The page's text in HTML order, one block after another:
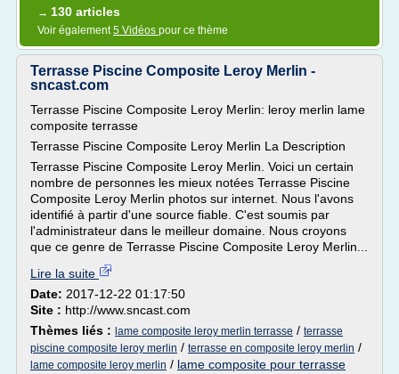
→ 130 articles
Voir également5 Vidéos pour ce thème
Terrasse Piscine Composite Leroy Merlin -
sncast.com
Terrasse Piscine Composite Leroy Merlin: leroy merlin lame
composite terrasse
Terrasse Piscine Composite Leroy Merlin La Description
Terrasse Piscine Composite Leroy Merlin. Voici un certain
nombre de personnes les mieux notées Terrasse Piscine
Composite Leroy Merlin photos sur internet. Nous l'avons
identifié à partir d'une source fiable. C'est soumis par
l'administrateur dans le meilleur domaine. Nous croyons
que ce genre de Terrasse Piscine Composite Leroy Merlin...
Lire la suite
Date: 2017-12-22 01:17:50
Site : http://www.sncast.com
Thèmes liés : lame composite leroy merlin terrasse / terrasse
piscine composite leroy merlin / terrasse en composite leroy merlin /
lame composite leroy merlin / lame composite pour terrasse